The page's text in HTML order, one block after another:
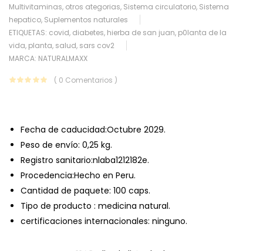
Multivitaminas, otros ategorias, Sistema circulatorio, Sistema
hepatico, Suplementos naturales
ETIQUETAS: covid, diabetes, hierba de san juan, p0lanta de la
vida, planta, salud, sars cov2
MARCA: NATURALMAXX
( 0 Comentarios )
Fecha de caducidad:Octubre 2029.
Peso de envío: 0,25 kg.
Registro sanitario:nlaba1212182e.
Procedencia:Hecho en Peru.
Cantidad de paquete: 100 caps.
Tipo de producto : medicina natural.
certificaciones internacionales: ninguno.